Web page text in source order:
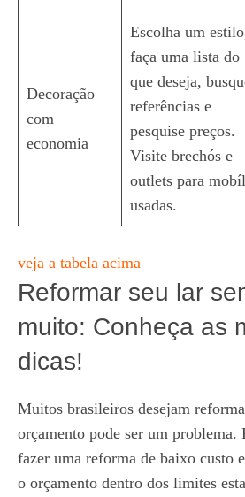
Decoração
com
economia
Escolha um
faça uma lista do
que deseja,
referências e
pesquise preços.
Visite brechós e
outlets para
usadas.
veja a tabela acima
Reformar seu lar
muito: Conheça as
dicas!
Muitos brasileiros desejam
orçamento pode ser um problema.
fazer uma reforma de baixo custo
o orçamento dentro dos limites